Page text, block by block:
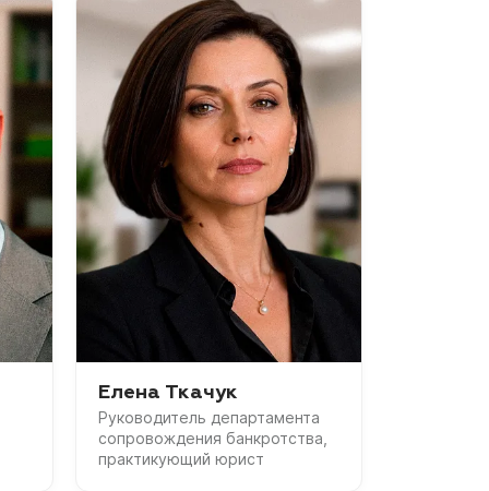
Елена Ткачук
Руководитель департамента
сопровождения банкротства,
практикующий юрист